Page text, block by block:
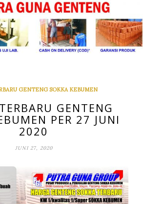
GENTENG SOKKA KEBUMEN
GENTENG
PER 27 JUNI
2020
JUNI 27, 2020